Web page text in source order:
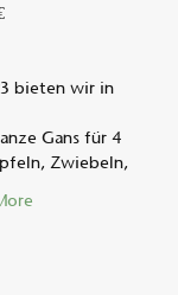
bieten wir in
Gans für 4
Zwiebeln,